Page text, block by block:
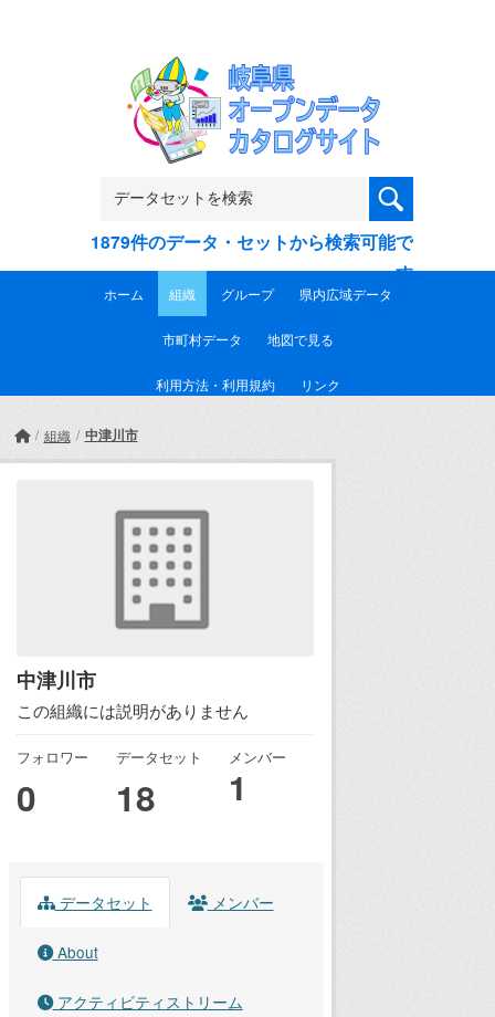
1879件のデータ・セットから検索可能で
す
ホーム 組織 グループ 県内広域データ
市町村データ 地図で見る
利用方法・利用規約 リンク
組織 中津川市
中津川市
この組織には説明がありません
フォロワー
0
データセット
18
メンバー
1
データセット メンバー
About
アクティビティストリーム